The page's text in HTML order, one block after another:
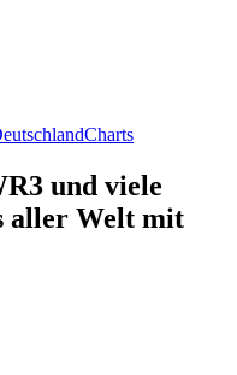
Charts
und viele
aller Welt mit